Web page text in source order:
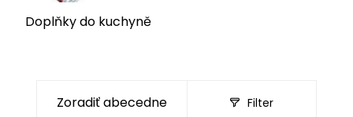
Doplňky do kuchyně
Filter